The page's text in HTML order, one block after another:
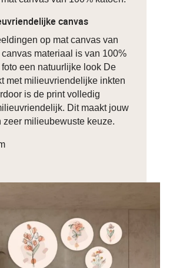
canvas
op mat canvas van
materiaal is van 100%
een natuurlijke look De
met milieuvriendelijke inkten
is de print volledig
Dit maakt jouw
zeer milieubewuste keuze.